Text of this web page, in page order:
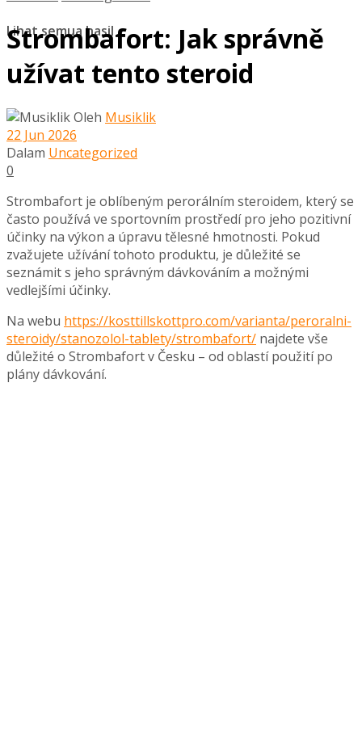
Lihat semua hasil
Strombafort: Jak správně
užívat tento steroid
Oleh Musiklik
22 Jun 2026
Dalam Uncategorized
0
Strombafort je oblíbeným perorálním steroidem, který se
často používá ve sportovním prostředí pro jeho pozitivní
účinky na výkon a úpravu tělesné hmotnosti. Pokud
zvažujete užívání tohoto produktu, je důležité se
seznámit s jeho správným dávkováním a možnými
vedlejšími účinky.
Na webu https://kosttillskottpro.com/varianta/peroralni-
steroidy/stanozolol-tablety/strombafort/ najdete vše
důležité o Strombafort v Česku – od oblastí použití po
plány dávkování.